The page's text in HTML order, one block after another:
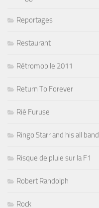
Reportages
Restaurant
Rétromobile 2011
Return To Forever
Rié Furuse
Ringo Starr and his all band
Risque de pluie sur la F1
Robert Randolph
Rock